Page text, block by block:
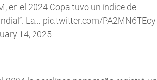
en el 2024 Copa tuvo un índice de
La… pic.twitter.com/PA2MN6TEcy
14, 2025